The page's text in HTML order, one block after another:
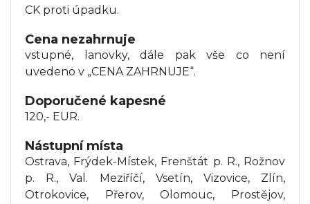
CK proti úpadku.
Cena nezahrnuje
vstupné, lanovky, dále pak vše co není
uvedeno v „CENA ZAHRNUJE“.
Doporučené kapesné
120,- EUR.
Nástupní místa
Ostrava, Frýdek-Místek, Frenštát p. R., Rožnov
p. R., Val. Meziříčí, Vsetín, Vizovice, Zlín,
Otrokovice, Přerov, Olomouc, Prostějov,